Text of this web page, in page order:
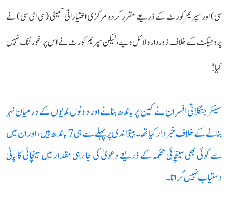
سی) اور سپریم کورٹ کے ذریعے مقرر کردہ مرکزی اختیاراتی کمیٹی (سی ای سی) نے
پروجیکٹ کے خلاف زوردار دلائل دیے، لیکن سپریم کورٹ نے اس پر غور تک نہیں
کیا!
سینئر جنگلاتی افسران نے کین پر باندھ بنانے اور دونوں ندیوں کے درمیان نہر
بنانے کے خلاف خبردار کیا تھا۔ بیتوا ندی پر پہلے سے ہی 7 باندھ ہیں، اور ان میں
سے کوئی بھی سینچائی محکمہ کے ذریعے دعویٰ کی جا رہی مقدار میں سینچائی کا پانی
دستیاب نہیں کراتا۔